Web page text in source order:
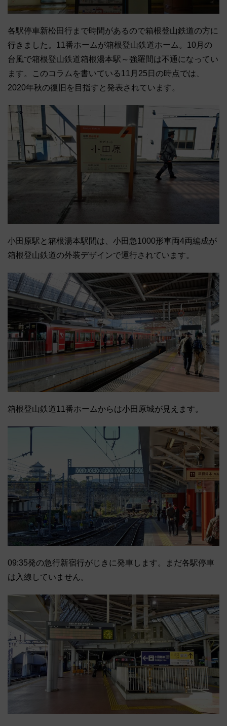
各駅停車新松田行まで時間があるので箱根登山鉄道の方に
行きました。11番ホームが箱根登山鉄道ホーム。10月の
台風で箱根登山鉄道箱根湯本駅～強羅間は不通になってい
ます。このコラムを書いている11月25日の時点では、
2020年秋の復旧を目指すと発表されています。
小田原駅と箱根湯本駅間は、小田急1000形車両4両編成が
箱根登山鉄道の外装デザインで運行されています。
箱根登山鉄道11番ホームからは小田原城が見えます。
09:35発の急行新宿行がじきに発車します。まだ各駅停車
は入線していません。